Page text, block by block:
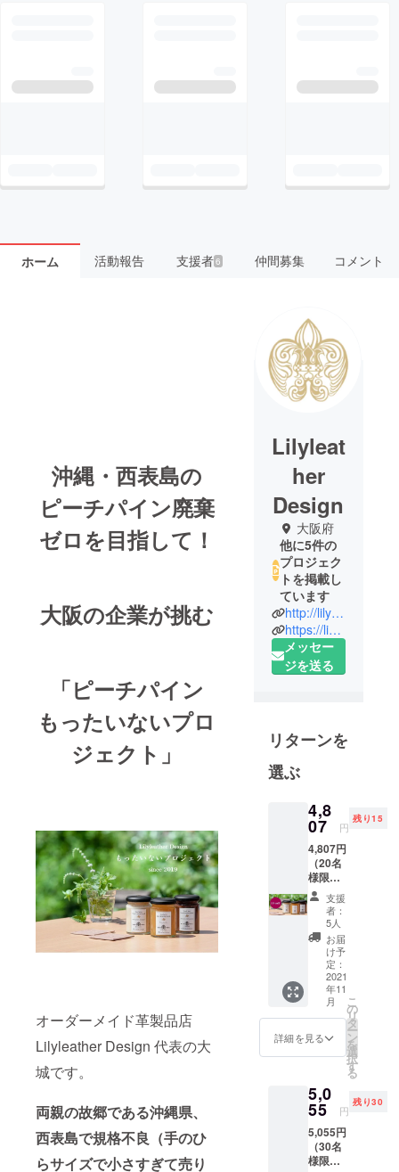
ホーム 活動報告 支援者6 仲間募集 コメント
沖縄・西表島の
ピーチパイン廃棄
ゼロを目指して！
大阪の企業が挑む
「ピーチパイン
もったいないプロ
ジェクト」
オーダーメイド革製品店
Lilyleather Design 代表の大
城です。
両親の故郷である沖縄県、
西表島で規格不良（手のひ
らサイズで小さすぎて売り
Lilyleat
her
Design
大阪府
他に5件の
プロジェク
トを掲載し
ています
http://lily-design.com/
https://linktr.ee/lilyleatherdesign
メッセー
ジを送る
リターンを
選ぶ
4,8
07 円
残り15
4,807円
（20名
様限
定）
セット
内容 ・
3個入り
1セット
（コン
フィ
チュー
ル・フ
ロマー
ジュ・
チョコ
各1個）
コース
ター2個
・ソー
スレシ
ピ 通常
価格
支援
者：
5人
お届
け予
定：
2021
年11
月
詳細を見る
こ
の
リ
タ
ー
ン
を
選
択
す
る
5,0
55 円
残り30
5,055円
（30名
様限